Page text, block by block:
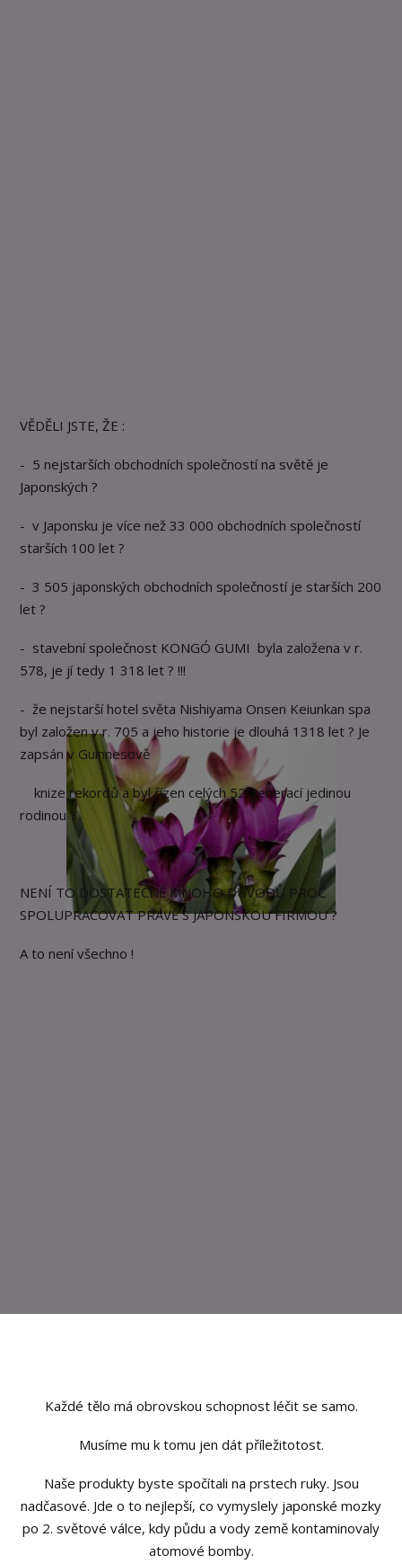
VĚDĚLI JSTE, ŽE :
- 5 nejstarších obchodních společností na světě je
Japonských ?
- v Japonsku je více než 33 000 obchodních společností
starších 100 let ?
- 3 505 japonských obchodních společností je starších 200
let ?
- stavební společnost KONGÓ GUMI byla založena v r.
578, je jí tedy 1 318 let ? !!!
- že nejstarší hotel světa Nishiyama Onsen Keiunkan spa
byl založen v r. 705 a jeho historie je dlouhá 1318 let ? Je
zapsán v Guinnesově
knize rekordů a byl řízen celých 52 generací jedinou
rodinou ?
NENÍ TO DOSTATEČNĚ MNOHO DŮVODŮ PROČ
SPOLUPRACOVAT PRÁVĚ S JAPONSKOU FIRMOU ?
A to není všechno !
Každé tělo má obrovskou schopnost léčit se samo.
Musíme mu k tomu jen dát příležitotost.
Naše produkty byste spočítali na prstech ruky. Jsou
nadčasové. Jde o to nejlepší, co vymyslely japonské mozky
po 2. světové válce, kdy půdu a vody země kontaminovaly
atomové bomby.